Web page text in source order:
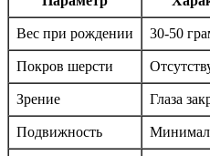
Вес при рождении 30-50
Покров шерсти
Зрение Глаза
Подвижность